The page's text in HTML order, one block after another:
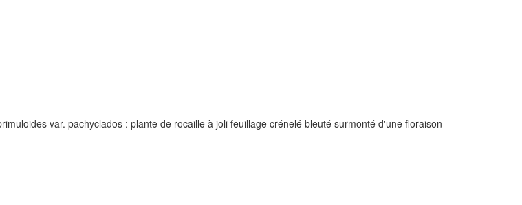
var. pachyclados : plante de rocaille à joli feuillage crénelé bleuté surmonté d'une floraison